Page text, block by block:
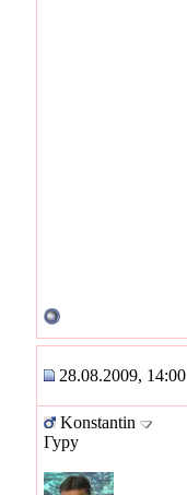
28.08.2009, 14:00
Konstantin
Гуру